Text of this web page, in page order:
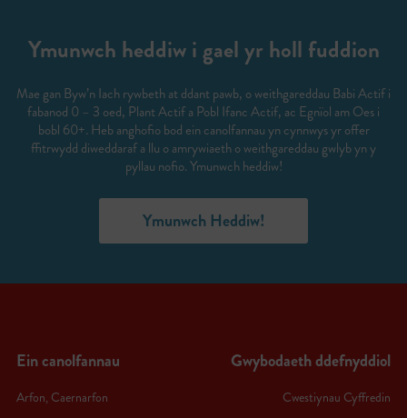
Ymunwch heddiw i gael yr holl fuddion
Mae gan Byw’n Iach rywbeth at ddant pawb, o weithgareddau Babi Actif i
fabanod 0 – 3 oed, Plant Actif a Pobl Ifanc Actif, ac Egnïol am Oes i
bobl 60+. Heb anghofio bod ein canolfannau yn cynnwys yr offer
ffitrwydd diweddaraf a llu o amrywiaeth o weithgareddau gwlyb yn y
pyllau nofio. Ymunwch heddiw!
Ymunwch Heddiw!
Ein canolfannau
Arfon, Caernarfon
Gwybodaeth ddefnyddiol
Cwestiynau Cyffredin